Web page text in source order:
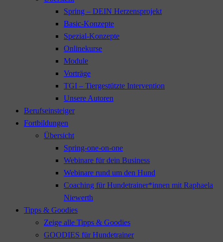
Spring – DEIN Herzensprojekt
Basic-Konzepte
Spezial-Konzepte
Onlinekurse
Module
Vorträge
TGI – Tiergestützte Intervention
Unsere Autoren
Berufseinsteiger
Fortbildungen
Übersicht
Spring-one-on-one
Webinare für dein Business
Webinare rund um den Hund
Coaching für Hundetrainer*innen mit Raphaela
Niewerth
Tipps & Goodies
Zeige alle Tipps & Goodies
GOODIES für Hundetrainer